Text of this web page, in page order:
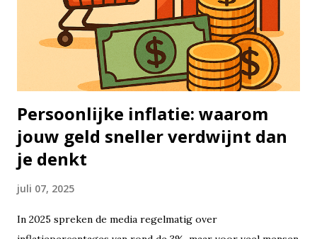
andere kant staat het concept van timing de markt:
proberen op het perfecte moment in of uit te stappen.
Hoewel dat aantrekkelijk klinkt, lukt het vrijwel niemand
om dat structureel goed te doen...
Persoonlijke inflatie: waarom
jouw geld sneller verdwijnt dan
je denkt
juli 07, 2025
In 2025 spreken de media regelmatig over